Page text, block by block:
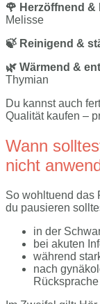
🌹 Herzöffnend
Melisse
🍃 Reinigend &
🌿 Wärmend &
Thymian
Du kannst auch
Qualität kaufen –
Wann
nicht
So wohltuend das
du pausieren
in der
bei akuten
während
nach